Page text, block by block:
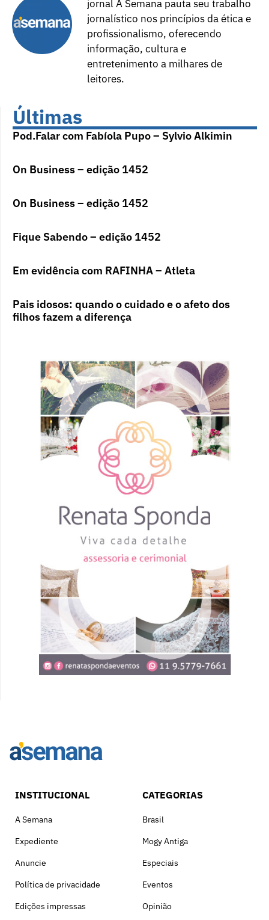
jornal A Semana pauta seu trabalho
jornalístico nos princípios da ética e
profissionalismo, oferecendo
informação, cultura e
entretenimento a milhares de
leitores.
Últimas
Pod.Falar com Fabíola Pupo – Sylvio Alkimin
On Business – edição 1452
On Business – edição 1452
Fique Sabendo – edição 1452
Em evidência com RAFINHA – Atleta
Pais idosos: quando o cuidado e o afeto dos
filhos fazem a diferença
INSTITUCIONAL
A Semana
Expediente
Anuncie
Política de privacidade
Edições impressas
CATEGORIAS
Brasil
Mogy Antiga
Especiais
Eventos
Opinião